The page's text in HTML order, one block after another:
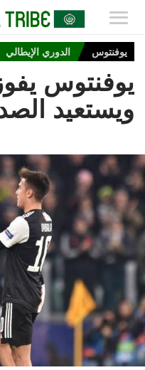
يوفنتوس الدوري الإيطالي
يوفنتوس
ويستعيد